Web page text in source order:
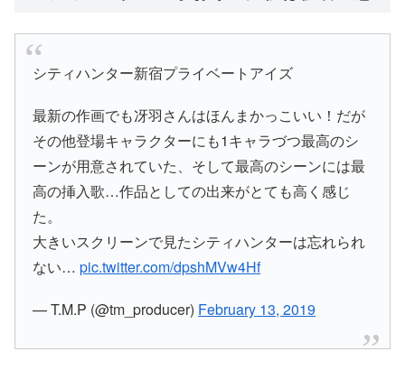
シティハンター新宿プライベートアイズ
最新の作画でも冴羽さんはほんまかっこいい！だが
その他登場キャラクターにも1キャラづつ最高のシ
ーンが用意されていた、そして最高のシーンには最
高の挿入歌…作品としての出来がとても高く感じ
た。
大きいスクリーンで見たシティハンターは忘れられ
ない…pic.twitter.com/dpshMVw4Hf
— T.M.P (@tm_producer) February 13, 2019